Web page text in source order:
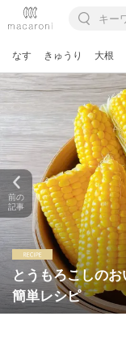
なす きゅうり 大根
とうもろこしの
簡単レシピ
前の
記事